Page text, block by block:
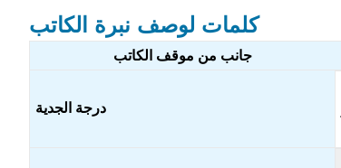
كلمات لوصف نبرة الكاتب
جانب من موقف الكاتب
درجة الجدية